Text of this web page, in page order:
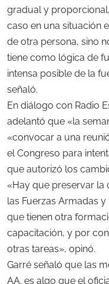
gradual y
caso en una situación
de otra persona, sino
tiene como lógica de
intensa posible de la
señaló.
En diálogo con Radio
adelantó que «la
«convocar a una
el Congreso para
que autorizó los
«Hay que preservar la
las Fuerzas Armadas
que tienen otra
capacitación, y por
otras tareas», opinó.
Garré señaló que las
AA. es algo que el